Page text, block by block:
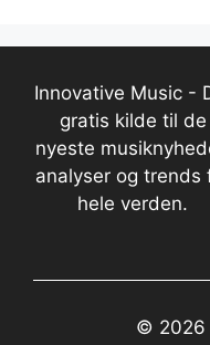
Innovative Music -
gratis kilde til de
nyeste
analyser og trends
hele verden.
© 2026